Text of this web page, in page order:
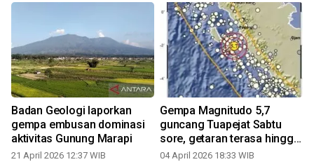
Badan Geologi laporkan
gempa embusan dominasi
aktivitas Gunung Marapi
21 April 2026 12:37 WIB
Gempa Magnitudo 5,7
guncang Tuapejat Sabtu
sore, getaran terasa hingga
ke Kota Padang
04 April 2026 18:33 WIB